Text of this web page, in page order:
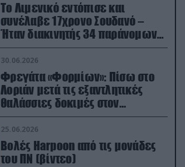
Το Λιμενικό εντόπισε και
συνέλαβε 17χρονο Σουδανό –
Ήταν διακινητής 34 παράνομων
μεταναστών
30.06.2026
Φρεγάτα «Φορμίων»: Πίσω στο
Λοριάν μετά τις εξαντλητικές
θαλάσσιες δοκιμές στον
απαιτητικό Βισκαϊκό
25.06.2026
Βολές Harpoon από τις μονάδες
του ΠΝ (βίντεο)